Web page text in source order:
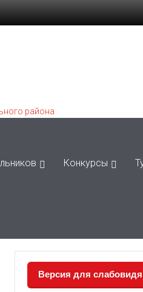
Конкурсы
Версия для